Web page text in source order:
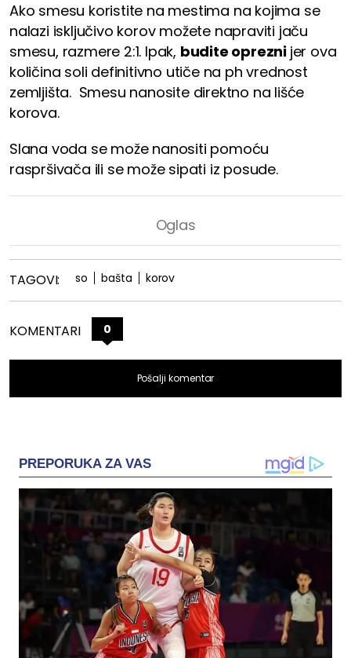
Ako smesu koristite na mestima na kojima se
nalazi isključivo korov možete napraviti jaču
smesu, razmere 2:1. Ipak, budite oprezni jer ova
količina soli definitivno utiče na ph vrednost
zemljišta. Smesu nanosite direktno na lišće
korova.
Slana voda se može nanositi pomoću
raspršivača ili se može sipati iz posude.
TAGOVI: so bašta korov
KOMENTARI 0
Pošalji komentar
PREPORUKA ZA VAS